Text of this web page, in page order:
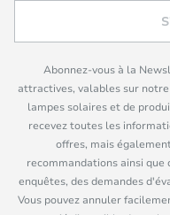
Abonnez-vous à la
attractives, valables sur
lampes solaires et de
recevez toutes les
offres, mais
recommandations ainsi
enquêtes, des demandes
Vous pouvez annuler